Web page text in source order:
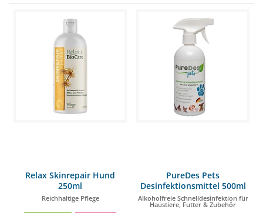
Relax Skinrepair Hund
250ml
Reichhaltige Pflege
PureDes Pets
Desinfektionsmittel 500ml
Alkoholfreie Schnelldesinfektion für
Haustiere, Futter & Zubehör